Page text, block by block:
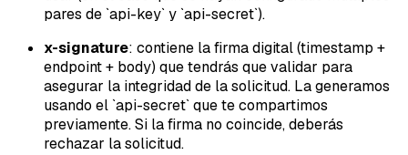
pares de `api-key` y `api-secret`).
x-signature: contiene la firma digital (timestamp +
endpoint + body) que tendrás que validar para
asegurar la integridad de la solicitud. La generamos
usando el `api-secret` que te compartimos
previamente. Si la firma no coincide, deberás
rechazar la solicitud.